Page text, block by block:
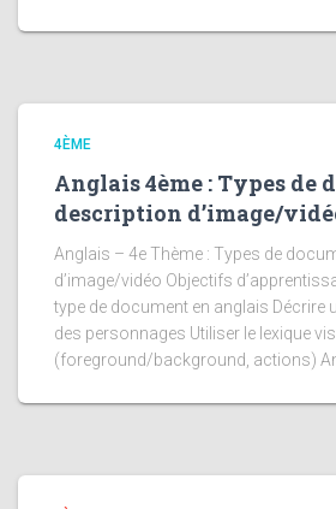
4ÈME
Anglais 4ème : Types de
description d’image/
Anglais – 4e Thème : Types de
d’image/vidéo Objectifs
type de document en anglais Décrire
des personnages Utiliser le lexique
(foreground/background, actions)